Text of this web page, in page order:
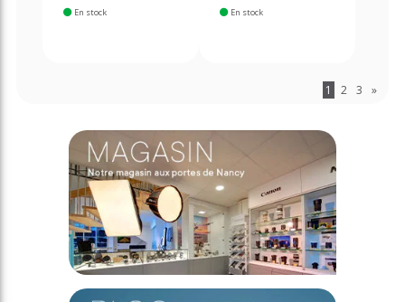
En stock En stock
1 2 3 »